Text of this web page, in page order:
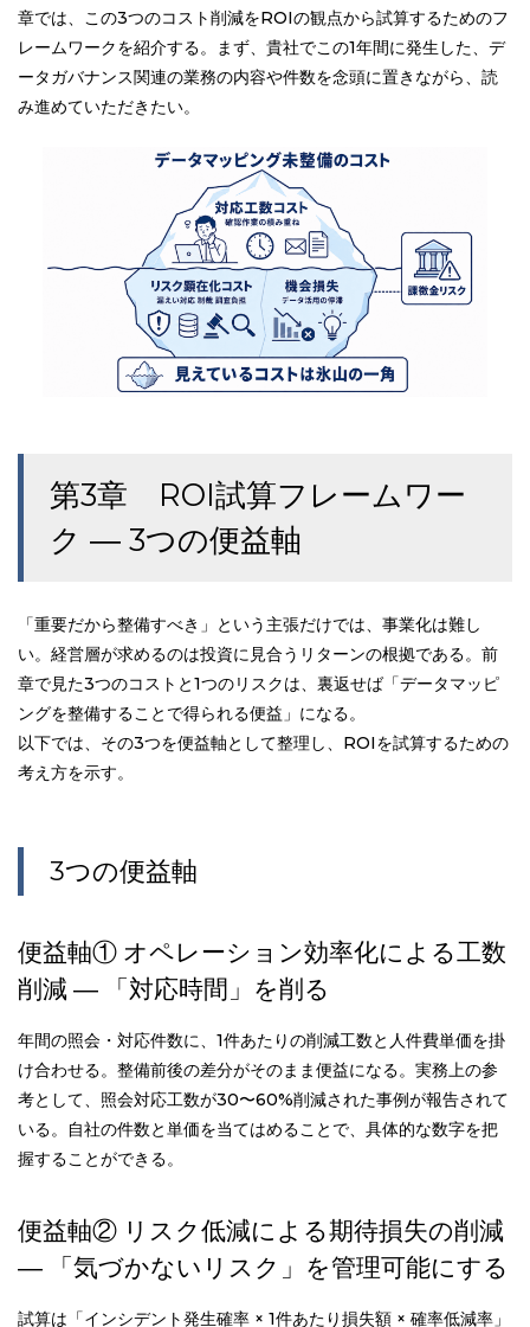
章では、この3つのコスト削減をROIの観点から試算するためのフ
レームワークを紹介する。まず、貴社でこの1年間に発生した、デ
ータガバナンス関連の業務の内容や件数を念頭に置きながら、読
み進めていただきたい。
第3章 ROI試算フレームワー
ク ― 3つの便益軸
「重要だから整備すべき」という主張だけでは、事業化は難し
い。経営層が求めるのは投資に見合うリターンの根拠である。前
章で見た3つのコストと1つのリスクは、裏返せば「データマッピ
ングを整備することで得られる便益」になる。
以下では、その3つを便益軸として整理し、ROIを試算するための
考え方を示す。
3つの便益軸
便益軸① オペレーション効率化による工数
削減 ― 「対応時間」を削る
年間の照会・対応件数に、1件あたりの削減工数と人件費単価を掛
け合わせる。整備前後の差分がそのまま便益になる。実務上の参
考として、照会対応工数が30〜60%削減された事例が報告されて
いる。自社の件数と単価を当てはめることで、具体的な数字を把
握することができる。
便益軸② リスク低減による期待損失の削減
― 「気づかないリスク」を管理可能にする
試算は「インシデント発生確率 × 1件あたり損失額 × 確率低減率」